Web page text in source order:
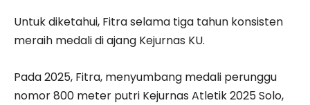
Untuk diketahui, Fitra selama tiga tahun konsisten
meraih medali di ajang Kejurnas KU.
Pada 2025, Fitra, menyumbang medali perunggu
nomor 800 meter putri Kejurnas Atletik 2025 Solo,